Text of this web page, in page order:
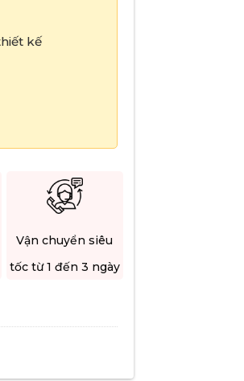
kế
Vận chuyển siêu
tốc từ 1 đến 3 ngày